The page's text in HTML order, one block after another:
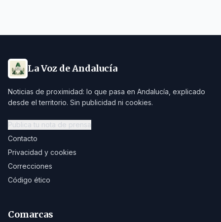
La Voz de Andalucía
Noticias de proximidad: lo que pasa en Andalucía, explicado
desde el territorio. Sin publicidad ni cookies.
Publica tu nota de prensa
Contacto
Privacidad y cookies
Correcciones
Código ético
Comarcas